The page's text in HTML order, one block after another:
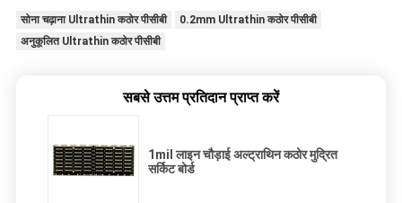
सोना चढ़ाना Ultrathin कठोर पीसीबी
0.2mm Ultrathin कठोर पीसीबी
अनुकूलित Ultrathin कठोर पीसीबी
सबसे उत्तम प्रतिदान प्राप्त करें
1mil लाइन चौड़ाई अल्ट्राथिन कठोर मुद्रित
सर्किट बोर्ड